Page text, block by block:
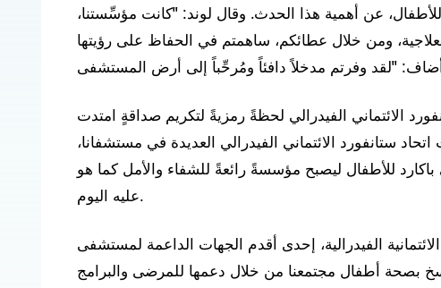
عن أهمية هذا الحدث. وقال لوند: "كانت مؤسِّستنا،
ومن خلال عطائكم، ساهمتم في الحفاظ على رؤيتها
الائتماني الفيدرالي لحظةً رمزيةً لتكريم صداقةٍ امتدت
ستانفورد الائتماني الفيدرالي العديدة في مستشفانا،
للأطفال ليصبح مؤسسةً رائعةً للشفاء والأمل كما هو
عليه اليوم.
الفيدرالية، إحدى أقدم الجهات الداعمة لمستشفى
بصحة أطفال مجتمعنا من خلال دعمها للمرضى والبرامج